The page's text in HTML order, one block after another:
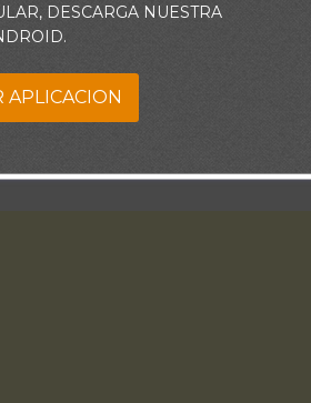
un secreto, cada amanecer una
tengas un día especialmente
DESCARGA NUESTRA
APLICACION